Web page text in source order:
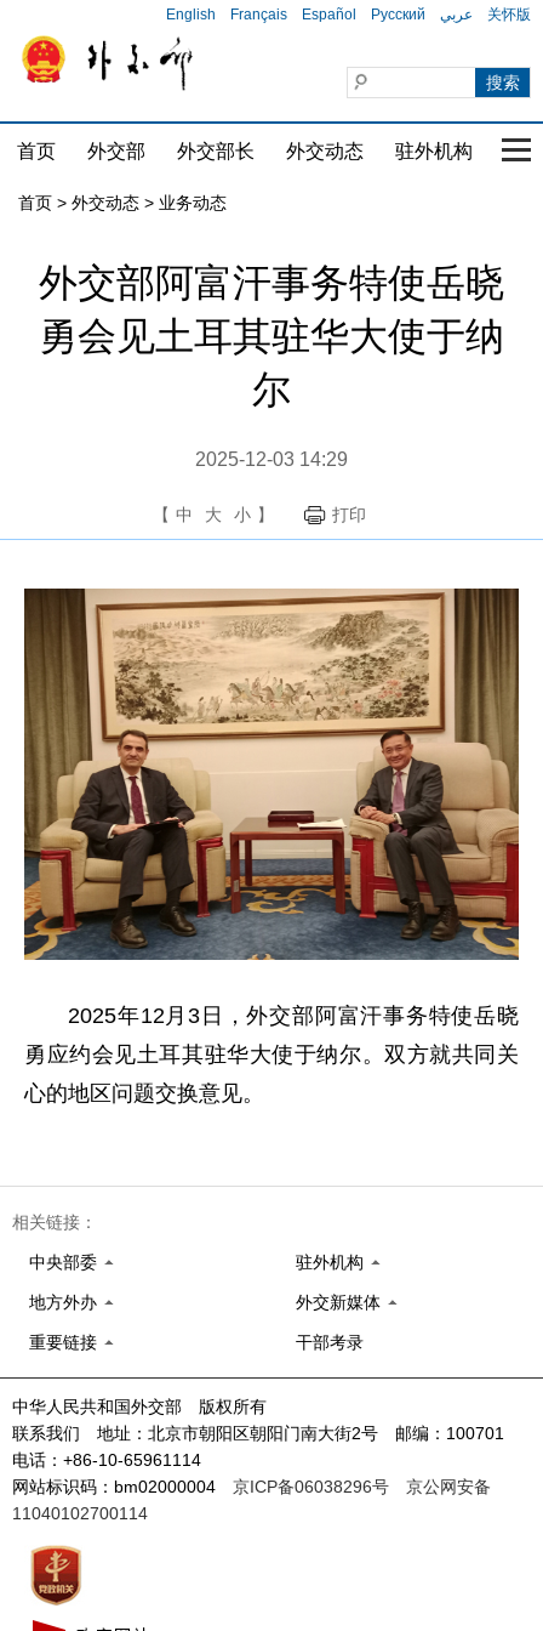
English Français Español Русский عربي 关怀版
首页 外交部 外交部长 外交动态 驻外机构 国
首页 > 外交动态 > 业务动态
外交部阿富汗事务特使岳晓
勇会见土耳其驻华大使于纳
尔
2025-12-03 14:29
【 中 大 小 】 打印
2025年12月3日，外交部阿富汗事务特使岳晓
勇应约会见土耳其驻华大使于纳尔。双方就共同关
心的地区问题交换意见。
相关链接：
中央部委 驻外机构
地方外办 外交新媒体
重要链接 干部考录
中华人民共和国外交部 版权所有
联系我们 地址：北京市朝阳区朝阳门南大街2号 邮编：100701
电话：+86-10-65961114
网站标识码：bm02000004 京ICP备06038296号
京公网安备
11040102700114